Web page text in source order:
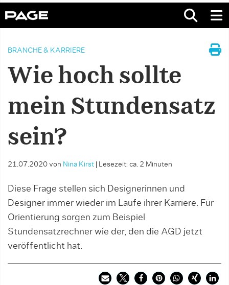
BRANCHE & KARRIERE
Wie hoch sollte
mein Stundensatz
sein?
21.07.2020 von Nina Kirst Lesezeit: ca. 2 Minuten
Diese Frage stellen sich Designerinnen und
Designer immer wieder im Laufe ihrer Karriere. Für
Orientierung sorgen zum Beispiel
Stundensatzrechner wie der, den die AGD jetzt
veröffentlicht hat.